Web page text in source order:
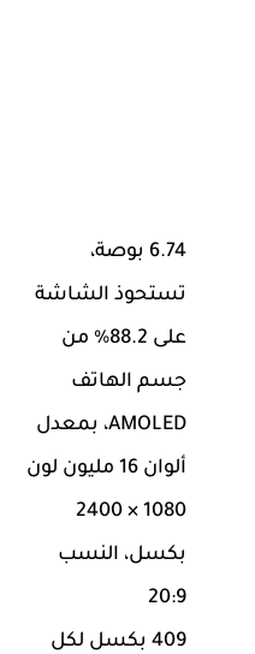
6.74 بوصة،
تستحوذ الشاشة
على 88.2% من
جسم الهاتف
AMOLED، بمعدل
ألوان 16 مليون لون
1080 × 2400
بكسل، النسب
20:9
409 بكسل لكل